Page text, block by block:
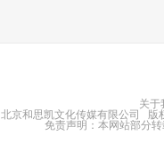
关于
北京和思凯文化传媒有限公司 版
免责声明：本网站部分